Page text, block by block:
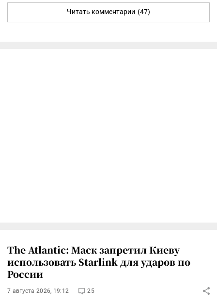
Читать комментарии (47)
The Atlantic: Маск запретил Киеву
использовать Starlink для ударов по
России
7 августа 2026, 19:12 25